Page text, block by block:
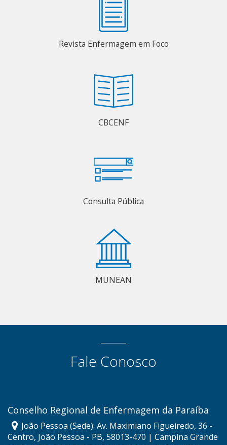
Revista Enfermagem em Foco
CBCENF
Consulta Pública
MUNEAN
Fale Conosco
Conselho Regional de Enfermagem da Paraíba
João Pessoa (Sede): Av. Maximiano Figueiredo, 36 -
Centro, João Pessoa - PB, 58013-470 | Campina Grande